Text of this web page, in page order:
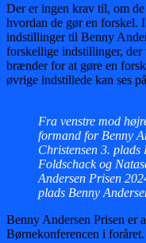
Der er ingen krav til, om
hvordan de gør en forskel.
indstillinger til Benny
forskellige indstillinger,
brænder for at gøre en
øvrige indstillede kan ses
Fra venstre mod
formand for Benny
Christensen 3.
Foldschack og
Andersen Prisen
plads Benny
Benny Andersen Prisen er
Børnekonferencen i